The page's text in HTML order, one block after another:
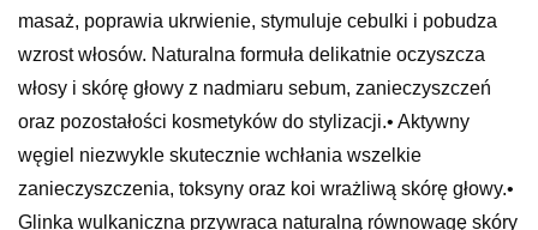
masaż, poprawia ukrwienie, stymuluje cebulki i pobudza
wzrost włosów. Naturalna formuła delikatnie oczyszcza
włosy i skórę głowy z nadmiaru sebum, zanieczyszczeń
oraz pozostałości kosmetyków do stylizacji.• Aktywny
węgiel niezwykle skutecznie wchłania wszelkie
zanieczyszczenia, toksyny oraz koi wrażliwą skórę głowy.•
Glinka wulkaniczna przywraca naturalną równowagę skóry